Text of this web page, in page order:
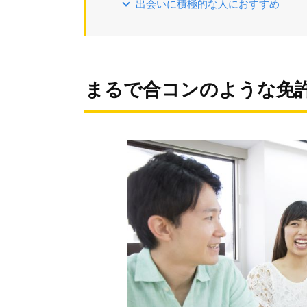
出会いに積極的な人におすすめ
まるで合コンのような免